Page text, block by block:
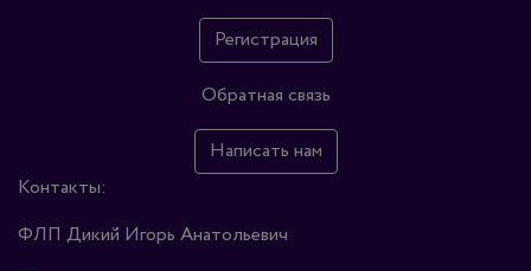
Регистрация
Обратная связь
Написать нам
Контакты:
ФЛП Дикий Игорь Анатольевич